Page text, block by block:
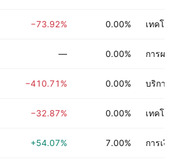
−73.92% 0.00% เทคโนโล
— 0.00% การผลิตข
−410.71% 0.00% บริการเกี่
−32.87% 0.00% เทคโนโล
+54.07% 7.00% การเงิน